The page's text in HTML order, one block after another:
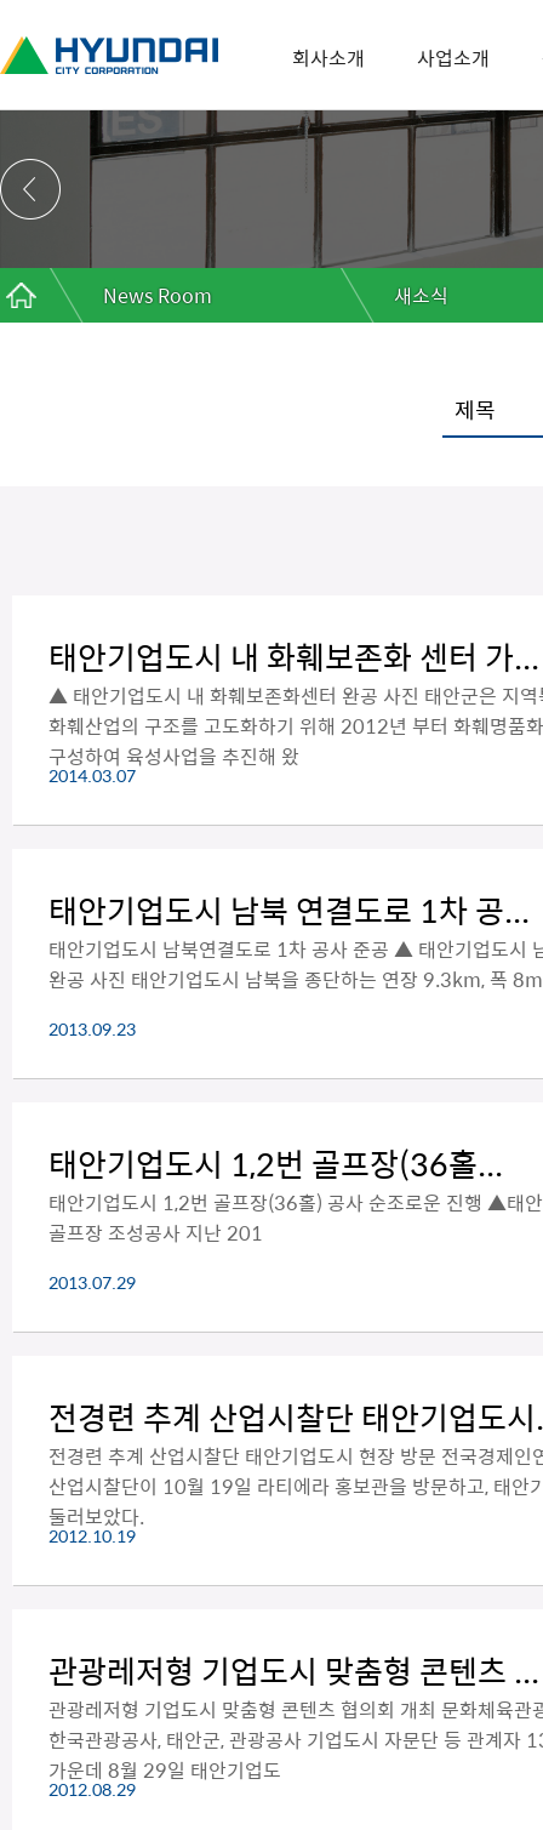
회사소개 사업소개
News Room 새소식
태안기업도시 내 화훼보존화 센터 가...
▲ 태안기업도시 내 화훼보존화센터 완공 사진 태안군은 지
화훼산업의 구조를 고도화하기 위해 2012년 부터 화훼명품
구성하여 육성사업을 추진해 왔
2014.03.07
태안기업도시 남북 연결도로 1차 공...
태안기업도시 남북연결도로 1차 공사 준공 ▲ 태안기업도시
완공 사진 태안기업도시 남북을 종단하는 연장 9.3km, 폭
2013.09.23
태안기업도시 1,2번 골프장(36홀...
태안기업도시 1,2번 골프장(36홀) 공사 순조로운 진행 ▲태
골프장 조성공사 지난 201
2013.07.29
전경련 추계 산업시찰단 태안기업도
전경련 추계 산업시찰단 태안기업도시 현장 방문 전국경제인
산업시찰단이 10월 19일 라티에라 홍보관을 방문하고, 태안
둘러보았다.
2012.10.19
관광레저형 기업도시 맞춤형 콘텐츠 ...
관광레저형 기업도시 맞춤형 콘텐츠 협의회 개최 문화체육관
한국관광공사, 태안군, 관광공사 기업도시 자문단 등 관계자
가운데 8월 29일 태안기업도
2012.08.29